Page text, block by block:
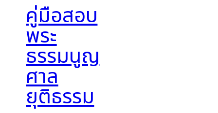
คู่มือสอบ
พระ
ธรรมนูญ
ศาล
ยุติธรรม